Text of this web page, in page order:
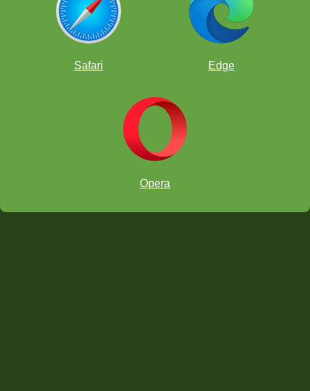
Бесплатне шаховске апликације
Учионице на интернету
Safari Edge
Opera